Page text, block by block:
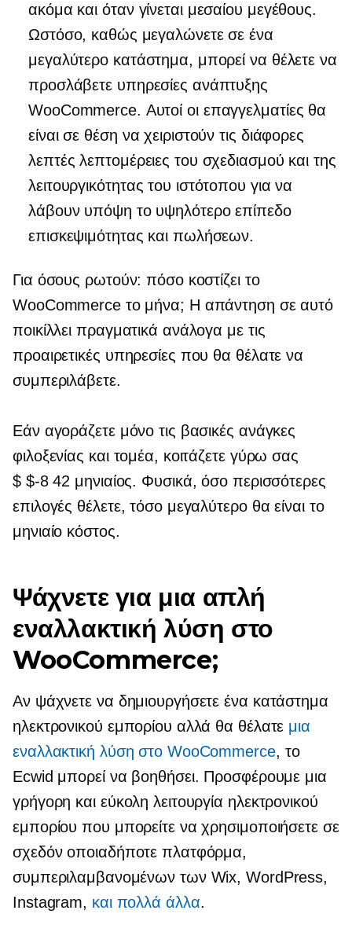
ακόμα και όταν γίνεται μεσαίου μεγέθους.
Ωστόσο, καθώς μεγαλώνετε σε ένα
μεγαλύτερο κατάστημα, μπορεί να θέλετε να
προσλάβετε υπηρεσίες ανάπτυξης
WooCommerce. Αυτοί οι επαγγελματίες θα
είναι σε θέση να χειριστούν τις διάφορες
λεπτές λεπτομέρειες του σχεδιασμού και της
λειτουργικότητας του ιστότοπου για να
λάβουν υπόψη το υψηλότερο επίπεδο
επισκεψιμότητας και πωλήσεων.
Για όσους ρωτούν: πόσο κοστίζει το
WooCommerce το μήνα; Η απάντηση σε αυτό
ποικίλλει πραγματικά ανάλογα με τις
προαιρετικές υπηρεσίες που θα θέλατε να
συμπεριλάβετε.
Εάν αγοράζετε μόνο τις βασικές ανάγκες
φιλοξενίας και τομέα, κοιτάζετε γύρω σας
$ $-8 42 μηνιαίος. Φυσικά, όσο περισσότερες
επιλογές θέλετε, τόσο μεγαλύτερο θα είναι το
μηνιαίο κόστος.
Ψάχνετε για μια απλή
εναλλακτική λύση στο
WooCommerce;
Αν ψάχνετε να δημιουργήσετε ένα κατάστημα
ηλεκτρονικού εμπορίου αλλά θα θέλατε μια
εναλλακτική λύση στο WooCommerce, το
Ecwid μπορεί να βοηθήσει. Προσφέρουμε μια
γρήγορη και εύκολη λειτουργία ηλεκτρονικού
εμπορίου που μπορείτε να χρησιμοποιήσετε σε
σχεδόν οποιαδήποτε πλατφόρμα,
συμπεριλαμβανομένων των Wix, WordPress,
Instagram, και πολλά άλλα.